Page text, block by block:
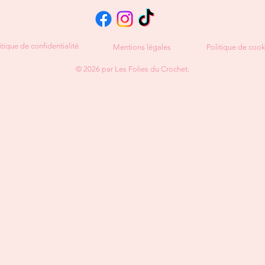
© 2026 par Les Folies du Crochet.
de confidentialité Mentions légales Politique de